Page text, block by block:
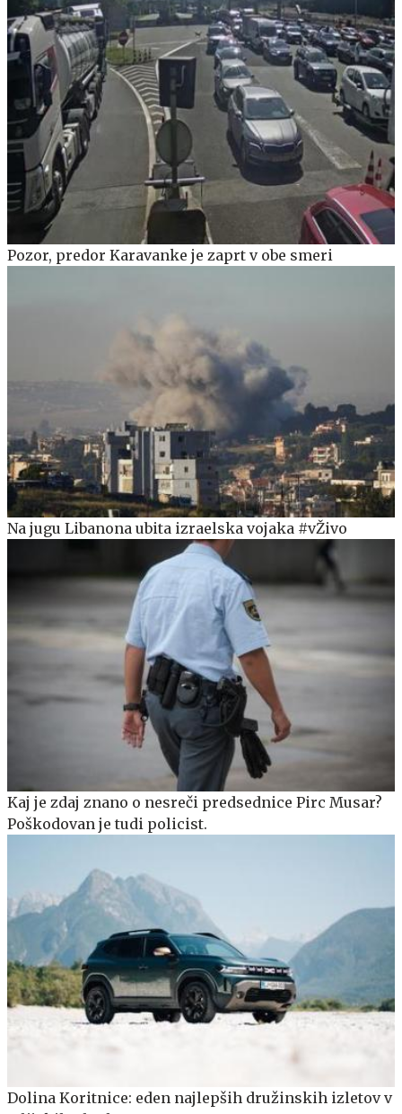
Pozor, predor Karavanke je zaprt v obe smeri
Na jugu Libanona ubita izraelska vojaka #vŽivo
Kaj je zdaj znano o nesreči predsednice Pirc Musar?
Poškodovan je tudi policist.
Dolina Koritnice: eden najlepših družinskih izletov v